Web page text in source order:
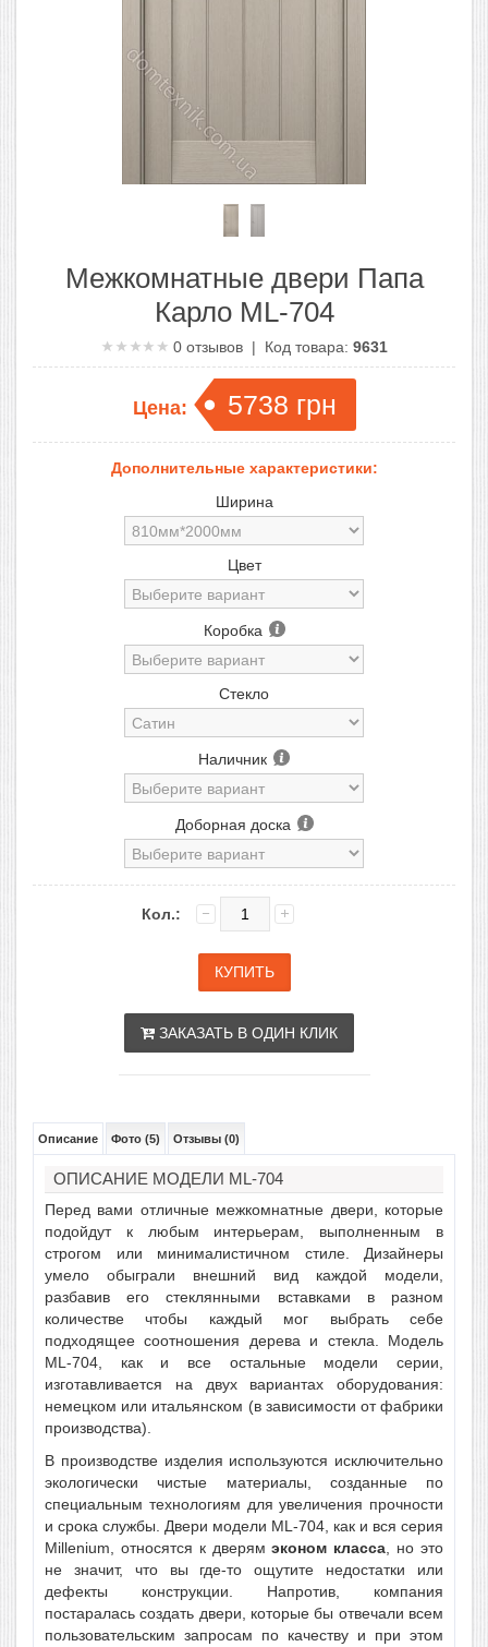
Межкомнатные двери Папа
Карло ML-704
0отзывов | Код товара: 9631
Цена: 5738 грн
Дополнительные характеристики:
Ширина
Цвет
Коробка
Стекло
Наличник
Доборная доска
Кол.:
ЗАКАЗАТЬ В ОДИН КЛИК
Описание Фото (5) Отзывы (0)
ОПИСАНИЕ МОДЕЛИ ML-704
Перед вами отличные межкомнатные двери, которые
подойдут к любым интерьерам, выполненным в
строгом или минималистичном стиле. Дизайнеры
умело обыграли внешний вид каждой модели,
разбавив его стеклянными вставками в разном
количестве чтобы каждый мог выбрать себе
подходящее соотношения дерева и стекла. Модель
ML-704, как и все остальные модели серии,
изготавливается на двух вариантах оборудования:
немецком или итальянском (в зависимости от фабрики
производства).
В производстве изделия используются исключительно
экологически чистые материалы, созданные по
специальным технологиям для увеличения прочности
и срока службы. Двери модели ML-704, как и вся серия
Millenium, относятся к дверямэконом класса , но это
не значит, что вы где-то ощутите недостатки или
дефекты конструкции. Напротив, компания
постаралась создать двери, которые бы отвечали всем
пользовательским запросам по качеству и при этом